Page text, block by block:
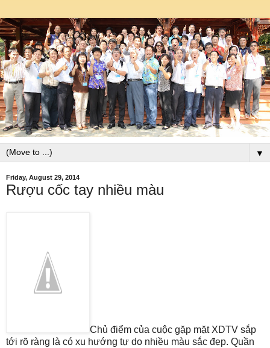
▼
Friday, August 29, 2014
Rượu cốc tay nhiều màu
Chủ điểm của cuộc gặp mặt XDTV sắp
tới rõ ràng là có xu hướng tự do nhiều màu sắc đẹp. Quần